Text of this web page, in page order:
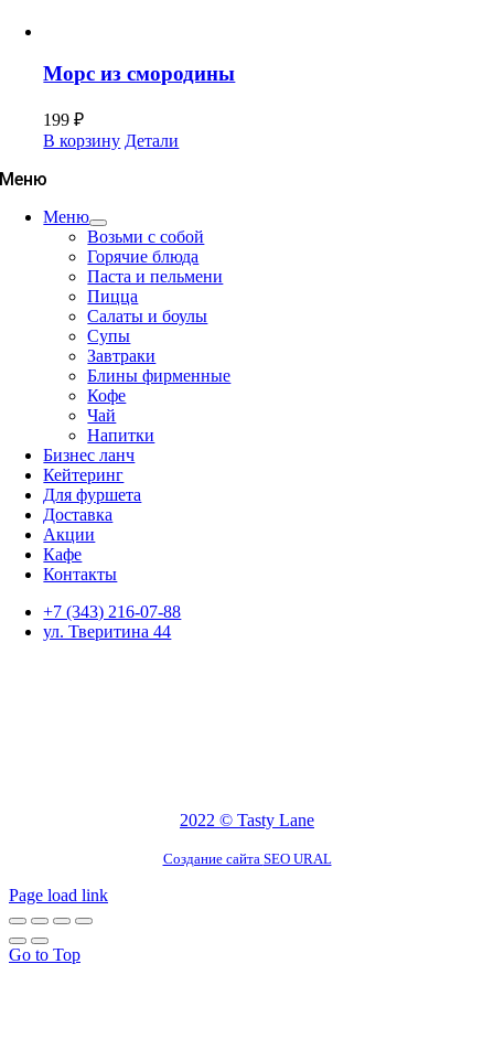
Морс из смородины
199₽
В корзину Детали
Меню
Меню
Возьми с собой
Горячие блюда
Паста и пельмени
Пицца
Салаты и боулы
Супы
Завтраки
Блины фирменные
Кофе
Чай
Напитки
Бизнес ланч
Кейтеринг
Для фуршета
Доставка
Акции
Кафе
Контакты
+7 (343) 216-07-88
ул. Тверитина 44
2022 © Tasty Lane
Создание сайта SEO URAL
Page load link
Go to Top